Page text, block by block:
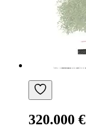
320.000 €